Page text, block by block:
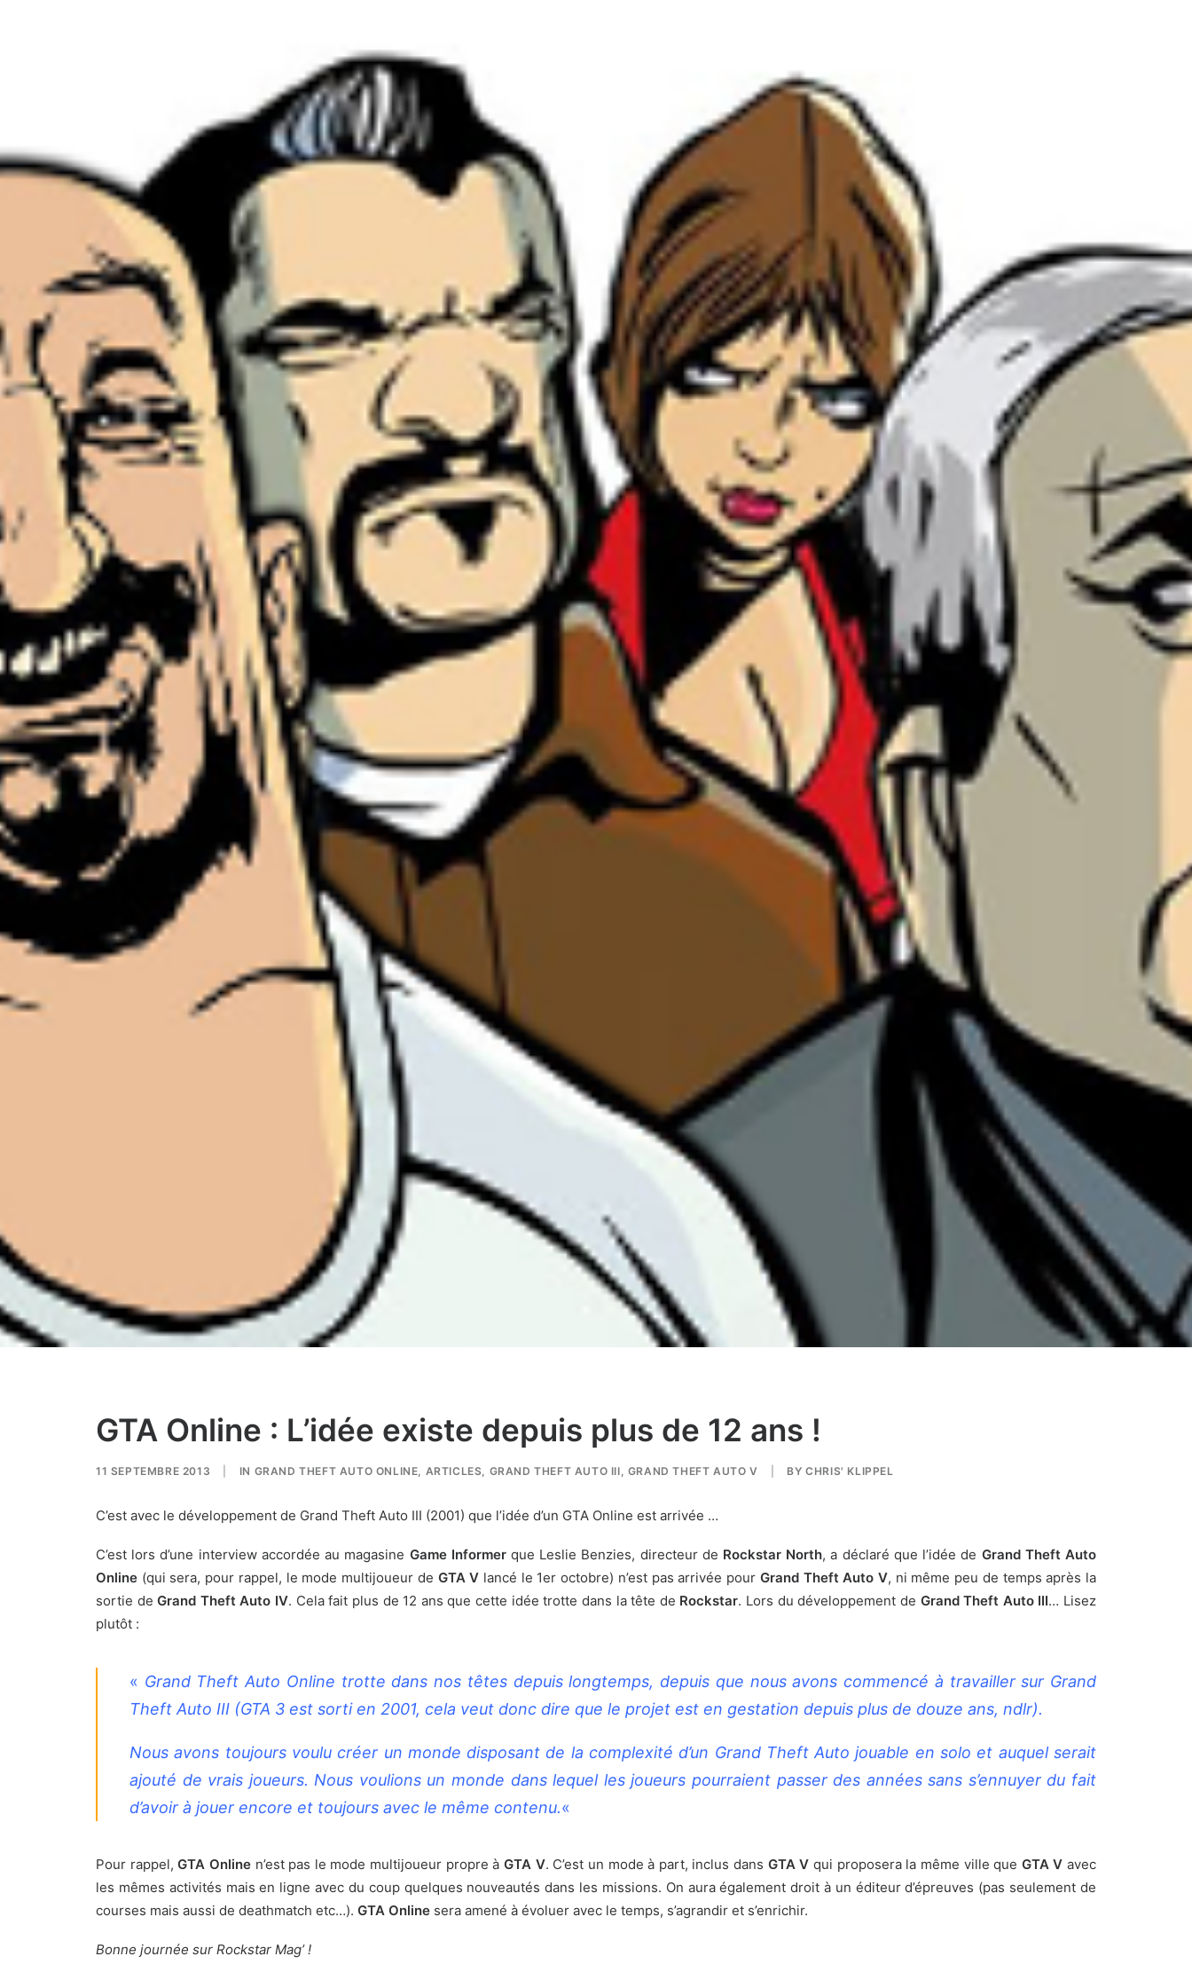
GTA Online : L’idée existe depuis plus de 12 ans !
11 SEPTEMBRE 2013 IN GRAND THEFT AUTO ONLINE, ARTICLES, GRAND THEFT AUTO III, GRAND THEFT AUTO V BYCHRIS' KLIPPEL
C’est avec le développement de Grand Theft Auto III (2001) que l’idée d’un GTA Online est arrivée …
C’est lors d’une interview accordée au magasine Game Informerque Leslie Benzies, directeur de Rockstar North, a déclaré que l’idée de Grand Theft Auto
Online (qui sera, pour rappel, le mode multijoueur de GTA V lancé le 1er octobre) n’est pas arrivée pour Grand Theft Auto V, ni même peu de temps après la
sortie deGrand Theft Auto IV. Cela fait plus de 12 ans que cette idée trotte dans la tête de Rockstar. Lors du développement de Grand Theft Auto III… Lisez
plutôt :
« Grand Theft Auto Online trotte dans nos têtes depuis longtemps, depuis que nous avons commencé à travailler sur Grand
Theft Auto III (GTA 3 est sorti en 2001, cela veut donc dire que le projet est en gestation depuis plus de douze ans, ndlr).
Nous avons toujours voulu créer un monde disposant de la complexité d’un Grand Theft Auto jouable en solo et auquel serait
ajouté de vrais joueurs. Nous voulions un monde dans lequel les joueurs pourraient passer des années sans s’ennuyer du fait
d’avoir à jouer encore et toujours avec le même contenu.«
Pour rappel, GTA Onlinen’est pas le mode multijoueur propre à GTA V. C’est un mode à part, inclus dans GTA V qui proposera la même ville que GTA V avec
les mêmes activités mais en ligne avec du coup quelques nouveautés dans les missions. On aura également droit à un éditeur d’épreuves (pas seulement de
courses mais aussi de deathmatch etc…). GTA Online sera amené à évoluer avec le temps, s’agrandir et s’enrichir.
Bonne journée sur Rockstar Mag’ !